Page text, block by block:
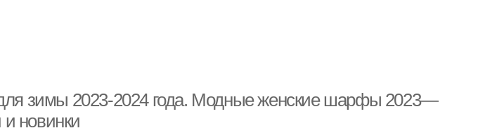
зимы 2023-2024 года. Модные женские шарфы 2023—
и новинки